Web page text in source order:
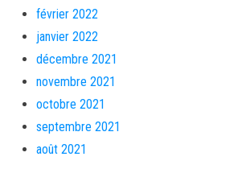
février 2022
janvier 2022
décembre 2021
novembre 2021
octobre 2021
septembre 2021
août 2021